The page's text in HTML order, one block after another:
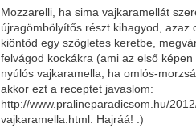
Mozzarelli, ha sima vajkaramellát
újragömbölyítős részt kihagyod, azaz
kiöntöd egy szögletes keretbe,
felvágod kockákra (ami az első
nyúlós vajkaramella, ha omlós-
akkor ezt a receptet javaslom:
http://www.pralineparadicsom.hu/
vajkaramella.html. Hajráá! :)